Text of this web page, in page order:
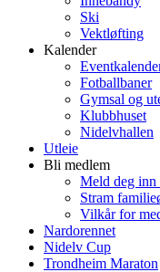
Ski
Vektløfting
Kalender
Fotballbaner
Gymsal og
Klubbhuset
Nidelvhallen
Utleie
Bli medlem
Meld deg
Stram
Vilkår for
Nardorennet
Nidelv Cup
Trondheim Maraton